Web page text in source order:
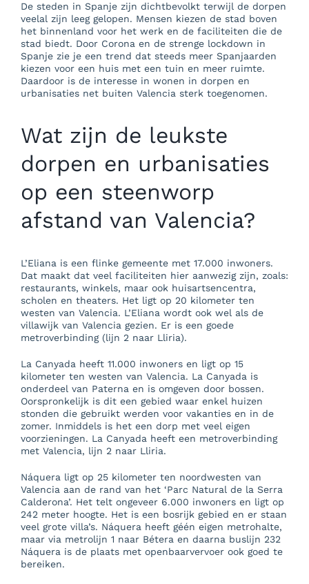
De steden in Spanje zijn dichtbevolkt terwijl de dorpen
veelal zijn leeg gelopen. Mensen kiezen de stad boven
het binnenland voor het werk en de faciliteiten die de
stad biedt. Door Corona en de strenge lockdown in
Spanje zie je een trend dat steeds meer Spanjaarden
kiezen voor een huis met een tuin en meer ruimte.
Daardoor is de interesse in wonen in dorpen en
urbanisaties net buiten Valencia sterk toegenomen.
Wat zijn de leukste
dorpen en urbanisaties
op een steenworp
afstand van Valencia?
L’Eliana is een flinke gemeente met 17.000 inwoners.
Dat maakt dat veel faciliteiten hier aanwezig zijn, zoals:
restaurants, winkels, maar ook huisartsencentra,
scholen en theaters. Het ligt op 20 kilometer ten
westen van Valencia. L’Eliana wordt ook wel als de
villawijk van Valencia gezien. Er is een goede
metroverbinding (lijn 2 naar Lliria).
La Canyada heeft 11.000 inwoners en ligt op 15
kilometer ten westen van Valencia. La Canyada is
onderdeel van Paterna en is omgeven door bossen.
Oorspronkelijk is dit een gebied waar enkel huizen
stonden die gebruikt werden voor vakanties en in de
zomer. Inmiddels is het een dorp met veel eigen
voorzieningen. La Canyada heeft een metroverbinding
met Valencia, lijn 2 naar Lliria.
Náquera ligt op 25 kilometer ten noordwesten van
Valencia aan de rand van het ‘Parc Natural de la Serra
Calderona’. Het telt ongeveer 6.000 inwoners en ligt op
242 meter hoogte. Het is een bosrijk gebied en er staan
veel grote villa’s. Náquera heeft géén eigen metrohalte,
maar via metrolijn 1 naar Bétera en daarna buslijn 232
Náquera is de plaats met openbaarvervoer ook goed te
bereiken.